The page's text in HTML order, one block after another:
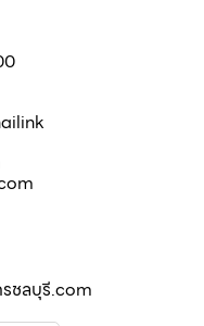
ชลบุรี.com